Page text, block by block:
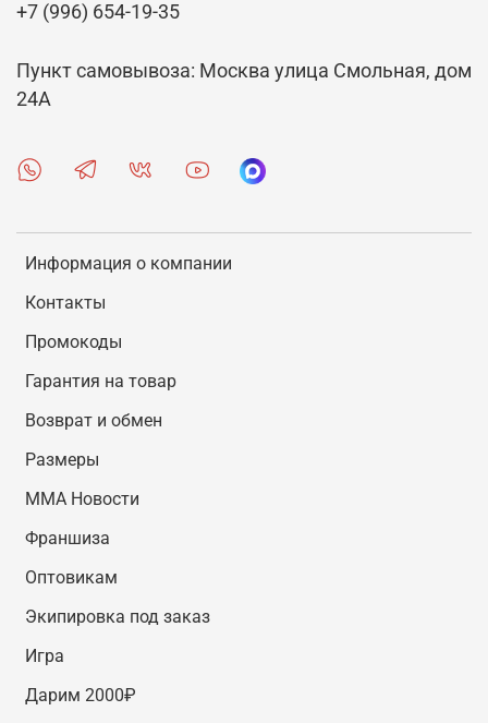
Информация о компании
Контакты
Промокоды
Гарантия на товар
Возврат и обмен
Размеры
MMA Новости
Франшиза
Оптовикам
Экипировка под заказ
Игра
Дарим 2000₽
+7 (996) 654-19-35
Пункт самовывоза: Москва улица Смольная, дом
24А